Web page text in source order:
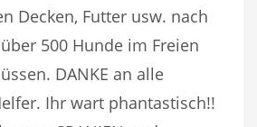
Decken, Futter usw. nach
500 Hunde im Freien
DANKE an alle
Ihr wart phantastisch!!